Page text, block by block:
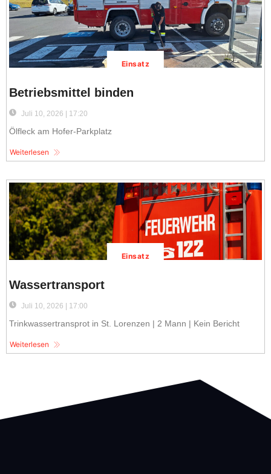
Einsatz
Betriebsmittel binden
Juli 10, 2026 | 17:20
Ölfleck am Hofer-Parkplatz
Weiterlesen
Einsatz
Wassertransport
Juli 10, 2026 | 17:00
Trinkwassertransprot in St. Lorenzen | 2 Mann | Kein Bericht
Weiterlesen